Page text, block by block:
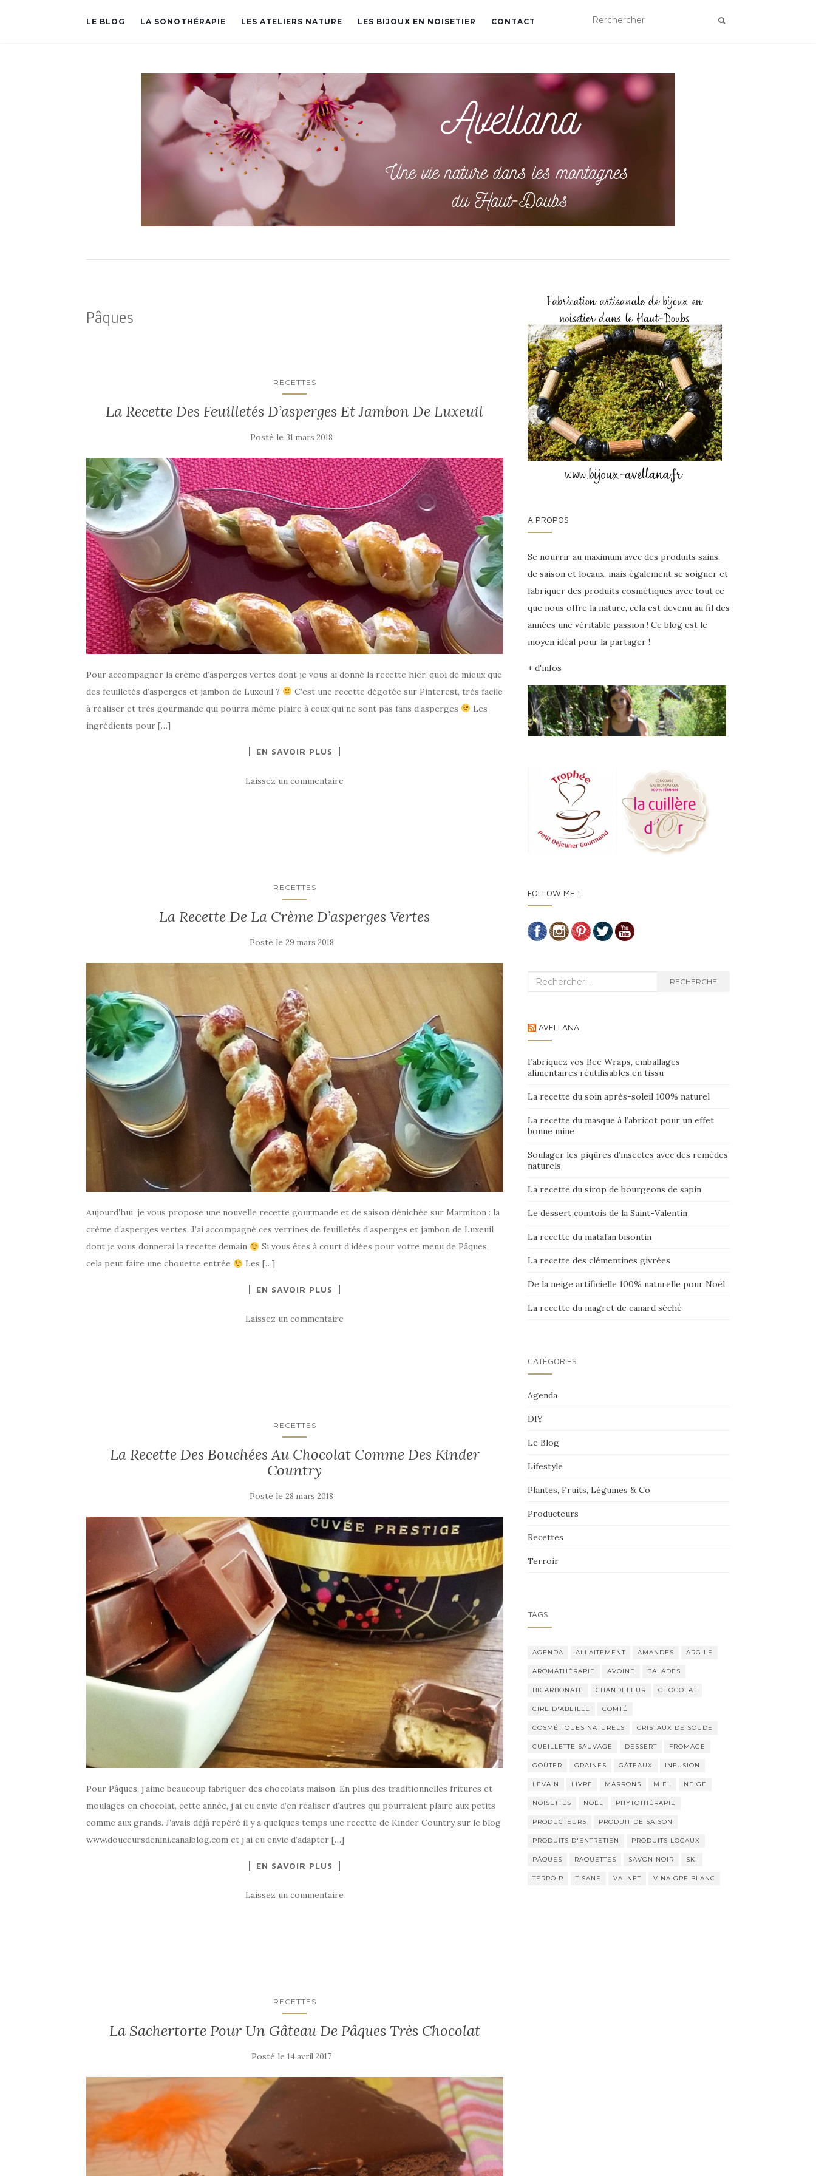
LE BLOG LA SONOTHÉRAPIE LES ATELIERS NATURE LES BIJOUX EN NOISETIER CONTACT
Pâques
RECETTES
La Recette Des Feuilletés D’asperges Et Jambon De Luxeuil
Posté le 31 mars 2018
Pour accompagner la crème d’asperges vertes dont je vous ai donné la recette hier, quoi de mieux que
des feuilletés d’asperges et jambon de Luxeuil ?
C’est une recette dégotée sur Pinterest, très facile
à réaliser et très gourmande qui pourra même plaire à ceux qui ne sont pas fans d’asperges
Les
ingrédients pour […]
EN SAVOIR PLUS
Laissez un commentaire
RECETTES
La Recette De La Crème D’asperges Vertes
Posté le 29 mars 2018
Aujourd’hui, je vous propose une nouvelle recette gourmande et de saison dénichée sur Marmiton : la
crème d’asperges vertes. J’ai accompagné ces verrines de feuilletés d’asperges et jambon de Luxeuil
dont je vous donnerai la recette demain
Si vous êtes à court d’idées pour votre menu de Pâques,
cela peut faire une chouette entrée
Les […]
EN SAVOIR PLUS
Laissez un commentaire
RECETTES
La Recette Des Bouchées Au Chocolat Comme Des Kinder
Country
Posté le28 mars 2018
Pour Pâques, j’aime beaucoup fabriquer des chocolats maison. En plus des traditionnelles fritures et
moulages en chocolat, cette année, j’ai eu envie d’en réaliser d’autres qui pourraient plaire aux petits
comme aux grands. J’avais déjà repéré il y a quelques temps une recette de Kinder Country sur le blog
www.douceursdenini.canalblog.com et j’ai eu envie d’adapter […]
EN SAVOIR PLUS
Laissez un commentaire
RECETTES
La Sachertorte Pour Un Gâteau De Pâques Très Chocolat
Posté le14 avril 2017
A PROPOS
Se nourrir au maximum avec des produits sains,
de saison et locaux, mais également se soigner et
fabriquer des produits cosmétiques avec tout ce
que nous offre la nature, cela est devenu au fil des
années une véritable passion ! Ce blog est le
moyen idéal pour la partager !
+ d'infos
FOLLOW ME !
Recherche : RECHERCHE
AVELLANA
Fabriquez vos Bee Wraps, emballages
alimentaires réutilisables en tissu
La recette du soin après-soleil 100% naturel
La recette du masque à l’abricot pour un effet
bonne mine
Soulager les piqûres d’insectes avec des remèdes
naturels
La recette du sirop de bourgeons de sapin
Le dessert comtois de la Saint-Valentin
La recette du matafan bisontin
La recette des clémentines givrées
De la neige artificielle 100% naturelle pour Noël
La recette du magret de canard séché
CATÉGORIES
Agenda
DIY
Le Blog
Lifestyle
Plantes, Fruits, Légumes & Co
Producteurs
Recettes
Terroir
TAGS
AGENDA ALLAITEMENT AMANDES ARGILE
AROMATHÉRAPIE AVOINE BALADES
BICARBONATE CHANDELEUR CHOCOLAT
CIRE D'ABEILLE COMTÉ
COSMÉTIQUES NATURELS CRISTAUX DE SOUDE
CUEILLETTE SAUVAGE DESSERT FROMAGE
GOÛTER GRAINES GÂTEAUX INFUSION
LEVAIN LIVRE MARRONS MIEL NEIGE
NOISETTES NOËL PHYTOTHÉRAPIE
PRODUCTEURS PRODUIT DE SAISON
PRODUITS D'ENTRETIEN PRODUITS LOCAUX
PÂQUES RAQUETTES SAVON NOIR SKI
TERROIR TISANE VALNET VINAIGRE BLANC